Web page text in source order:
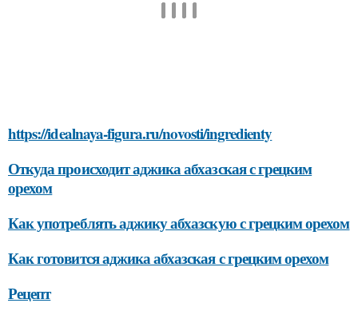
https://idealnaya-figura.ru/novosti/ingredienty
Откуда происходит аджика абхазская с грецким
орехом
Как употреблять аджику абхазскую с грецким орехом
Как готовится аджика абхазская с грецким орехом
Рецепт